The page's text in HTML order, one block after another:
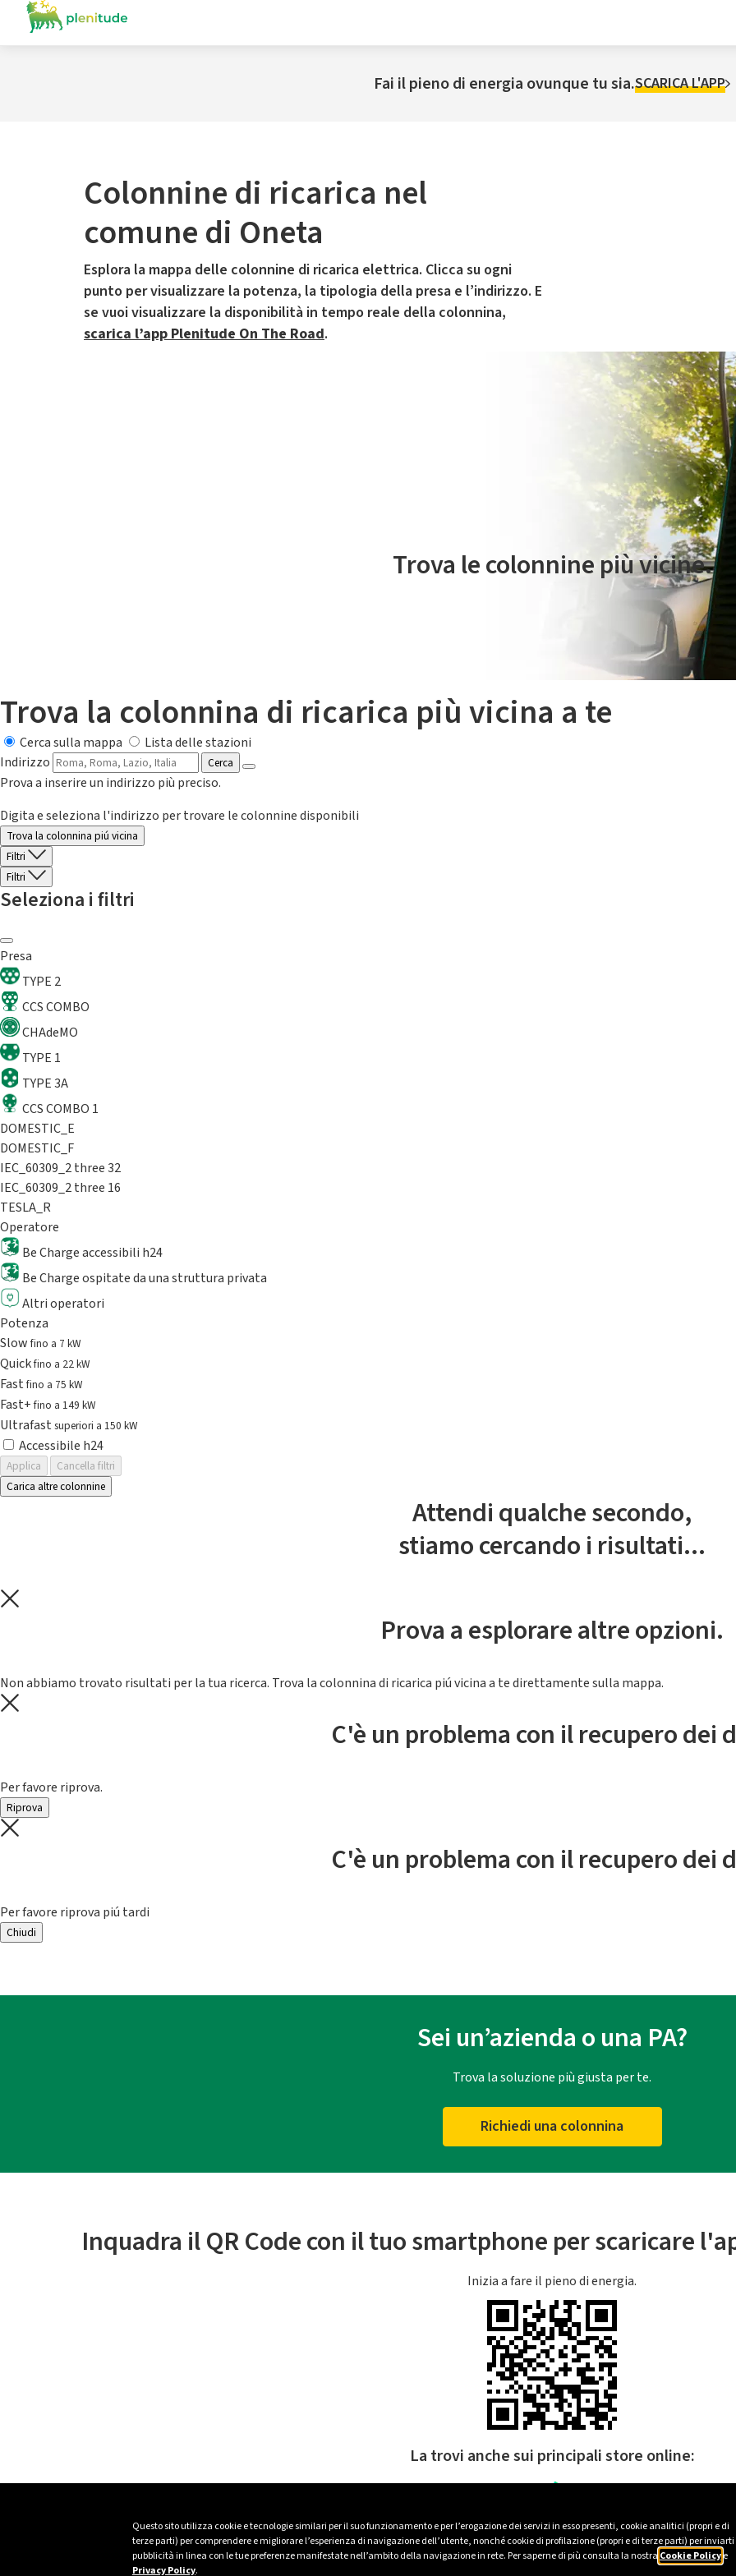
Questo sito utilizza cookie e tecnologie similari per il suo funzionamento e per l’erogazione dei servizi in esso presenti, cookie analitici (propri e di
terze parti) per comprendere e migliorare l’esperienza di navigazione dell’utente, nonché cookie di profilazione (propri e di terze parti) per inviarti
pubblicità in linea con le tue preferenze manifestate nell’ambito della navigazione in rete. Per saperne di più consulta la nostra Cookie Policye
Privacy Policy.
Fai il pieno di energia ovunque tu sia.SCARICA L'APP
Colonnine di ricarica nel
comune di Oneta
Esplora la mappa delle colonnine di ricarica elettrica. Clicca su ogni
punto per visualizzare la potenza, la tipologia della presa e l’indirizzo. E
se vuoi visualizzare la disponibilità in tempo reale della colonnina,
scarica l’app Plenitude On The Road.
Il servizio di mobilità elettrica è gestito da Plenitude On The Road
Trova le colonnine più vicine.
Trova la colonnina di ricarica più vicina a te
Cerca sulla mappa
Lista delle stazioni
Indirizzo
Cerca
Prova a inserire un indirizzo più preciso.
Digita e seleziona l'indirizzo per trovare le colonnine disponibili
Trova la colonnina piú vicina
Filtri
Filtri
Seleziona i filtri
Presa
TYPE 2
CCS COMBO
CHAdeMO
TYPE 1
TYPE 3A
CCS COMBO 1
DOMESTIC_E
DOMESTIC_F
IEC_60309_2 three 32
IEC_60309_2 three 16
TESLA_R
Operatore
Be Charge accessibili h24
Be Charge ospitate da una struttura privata
Altri operatori
Potenza
Slowfino a 7 kW
Quickfino a 22 kW
Fastfino a 75 kW
Fast+fino a 149 kW
Ultrafast superiori a 150 kW
Accessibile h24
Applica
Cancella filtri
Carica altre colonnine
Attendi qualche secondo,
stiamo cercando i risultati...
Prova a esplorare altre opzioni.
Non abbiamo trovato risultati per la tua ricerca. Trova la colonnina di ricarica piú vicina a te direttamente sulla mappa.
C'è un problema con il recupero dei
Per favore riprova.
Riprova
C'è un problema con il recupero dei
Per favore riprova piú tardi
Chiudi
Sei un’azienda o una PA?
Trova la soluzione più giusta per te.
Richiedi una colonnina
Inquadra il QR Code con il tuo smartphone per scaricare
Inizia a fare il pieno di energia.
La trovi anche sui principali store online: